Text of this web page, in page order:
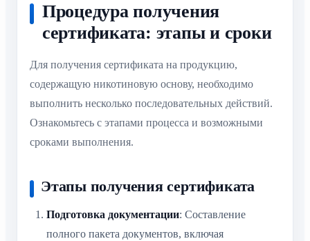
Процедура получения
сертификата: этапы и сроки
Для получения сертификата на продукцию,
содержащую никотиновую основу, необходимо
выполнить несколько последовательных действий.
Ознакомьтесь с этапами процесса и возможными
сроками выполнения.
Этапы получения сертификата
Подготовка документации: Составление
полного пакета документов, включая